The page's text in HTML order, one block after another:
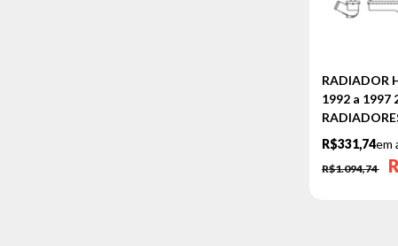
RADIADOR
1992 a 1997
R$331,74em
R$1.094,74